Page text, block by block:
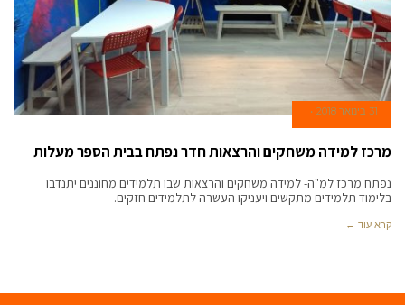
31 בינואר 2018
מרכז למידה משחקים והרצאות חדר נפתח בבית הספר מעלות
נפתח מרכז למ"ה- למידה משחקים והרצאות שבו תלמידים מחוננים יתנדבו
בלימוד תלמידים מתקשים ויעניקו העשרה לתלמידים חזקים.
קרא עוד ←